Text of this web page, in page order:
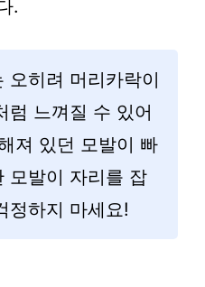
.
오히려 머리카락이
럼 느껴질 수 있어
져 있던 모발이 빠
모발이 자리를 잡
정하지 마세요!